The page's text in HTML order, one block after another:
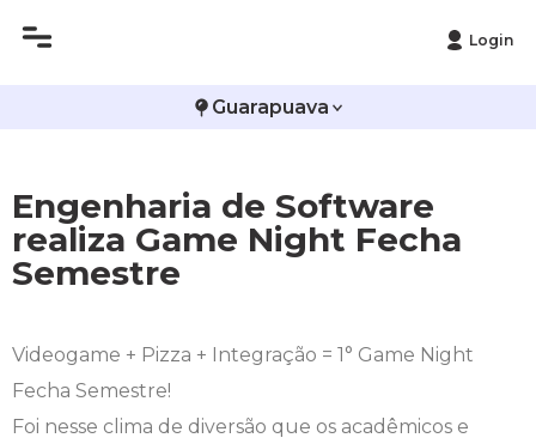
Login
Guarapuava
Engenharia de Software
realiza Game Night Fecha
Semestre
Videogame + Pizza + Integração = 1° Game Night
Fecha Semestre!
Foi nesse clima de diversão que os acadêmicos e
Infraestrutura
Editais
Biomedicina
Ciências Contábeis
Enfermagem
Atividades Complementares e Sociais
Biblioteca
Calendário de Provas
CPA
COLAP
Comitê de Ética em Pesquisa